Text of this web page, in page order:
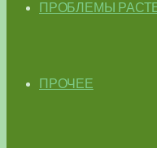
ПРОБЛЕМЫ
ПРОЧЕЕ